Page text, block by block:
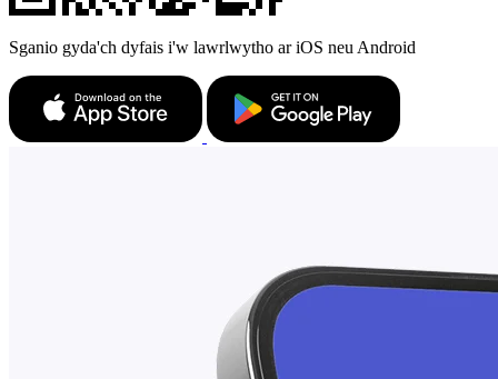
Sganio gyda'ch dyfais i'w lawrlwytho ar iOS neu Android